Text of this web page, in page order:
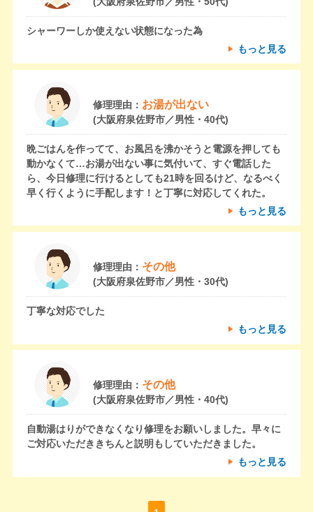
シャーワーしか使えない状態になった為
もっと見る
修理理由： お湯が出ない
(大阪府泉佐野市／男性・40代)
晩ごはんを作ってて、お風呂を沸かそうと電源を押しても
動かなくて…お湯が出ない事に気付いて、すぐ電話した
ら、今日修理に行けるとしても21時を回るけど、なるべく
早く行くように手配します！と丁寧に対応してくれた。
もっと見る
修理理由： その他
(大阪府泉佐野市／男性・30代)
丁寧な対応でした
もっと見る
修理理由： その他
(大阪府泉佐野市／男性・40代)
自動湯はりができなくなり修理をお願いしました。早々に
ご対応いただききちんと説明もしていただきました。
もっと見る